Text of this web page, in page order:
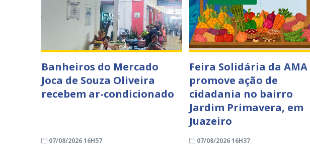
Banheiros do Mercado
Joca de Souza Oliveira
recebem ar-condicionado
07/08/2026 16H57
Feira Solidária da AMA
promove ação de
cidadania no bairro
Jardim Primavera, em
Juazeiro
07/08/2026 16H37